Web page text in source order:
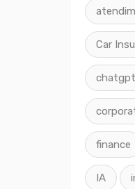
Car
chatgpt
finance
IA